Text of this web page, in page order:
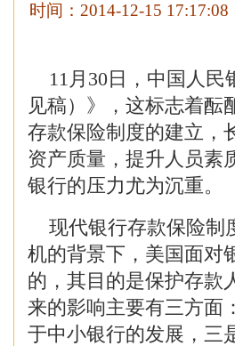
时间：2014-12-15 17:17:08
11月30日，中国人民
见稿）》，这标志着酝
存款保险制度的建立，
资产质量，提升人员素
银行的压力尤为沉重。
现代银行存款保险制
机的背景下，美国面对
的，其目的是保护存款
来的影响主要有三方面
于中小银行的发展，三